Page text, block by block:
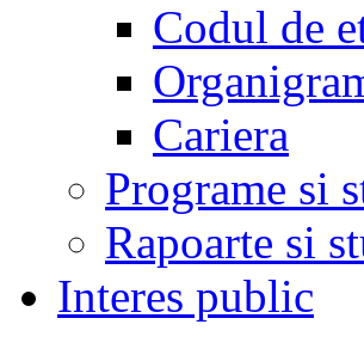
Codul de
Cariera
Programe si
Rapoarte si
Interes public